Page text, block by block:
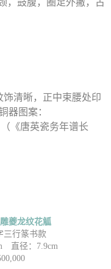
，鼓腹，圈足外撇，古
清晰，正中束腰处印
器图案：
《唐英瓷务年谱长
夔龙纹花觚
三行篆书款
直径：7.9cm